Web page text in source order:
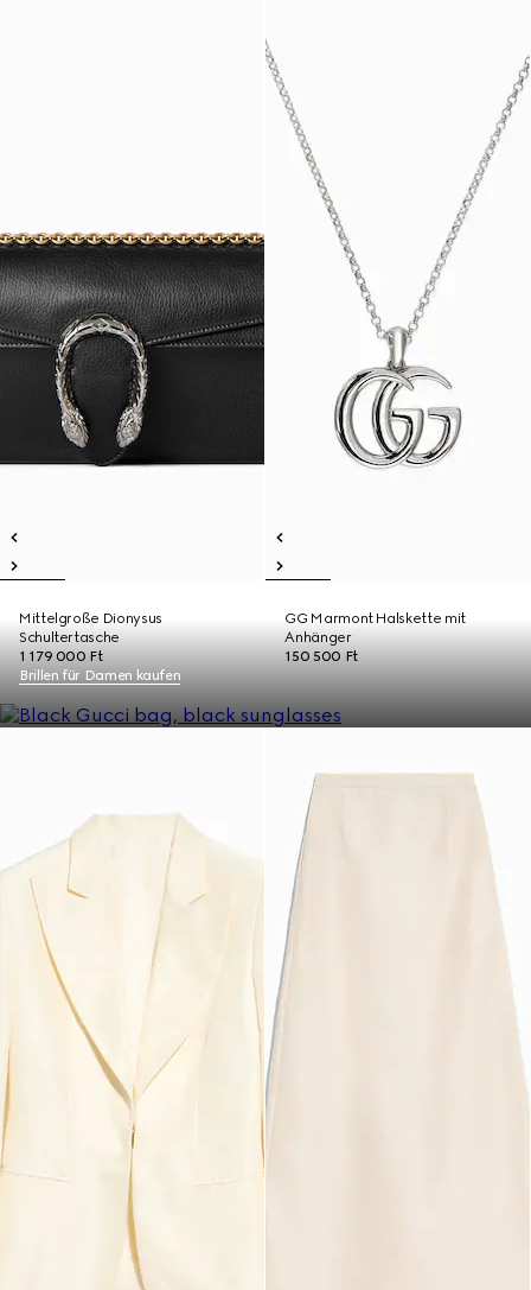
Mittelgroße Dionysus
Schultertasche
1 179 000 Ft
GG Marmont Halskette mit
Anhänger
150 500 Ft
Brillen für Damen kaufen